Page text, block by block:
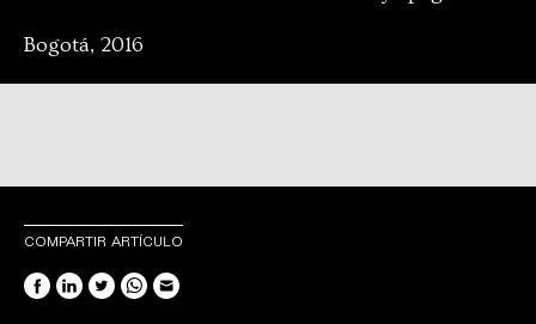
Bogotá, 2016
COMPARTIR ARTÍCULO